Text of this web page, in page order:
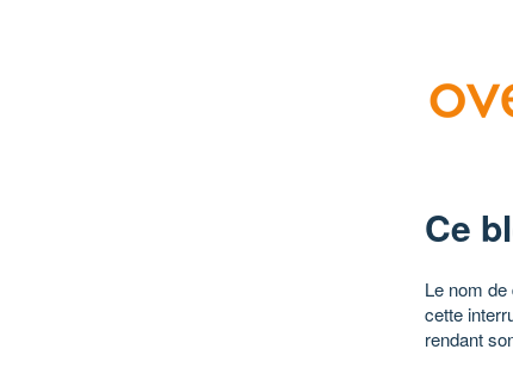
Ce
Le nom de
cette
rendant